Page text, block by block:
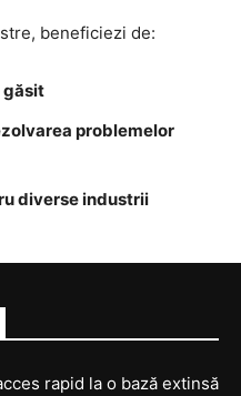
beneficiezi de:
găsit
problemelor
diverse industrii
rapid la o bază extinsă